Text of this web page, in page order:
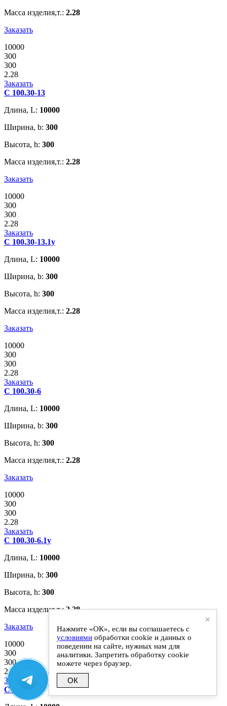
Масса изделия,т.: 2.28
Заказать
10000
300
300
2.28
Заказать
С 100.30-13
Длина, L: 10000
Ширина, b: 300
Высота, h: 300
Масса изделия,т.: 2.28
Заказать
10000
300
300
2.28
Заказать
С 100.30-13.1у
Длина, L: 10000
Ширина, b: 300
Высота, h: 300
Масса изделия,т.: 2.28
Заказать
10000
300
300
2.28
Заказать
С 100.30-6
Длина, L: 10000
Ширина, b: 300
Высота, h: 300
Масса изделия,т.: 2.28
Заказать
10000
300
300
2.28
Заказать
С 100.30-6.1у
Длина, L: 10000
Ширина, b: 300
Высота, h: 300
Масса изделия,т.:2.28
Заказать
10000
300
300
2.28
Заказать
С 100.30-8
×
Нажмите «ОК», если вы соглашаетесь с
условиями обработки cookie и данных о
поведении на сайте, нужных нам для
аналитики. Запретить обработку cookie
можете через браузер.
ОК